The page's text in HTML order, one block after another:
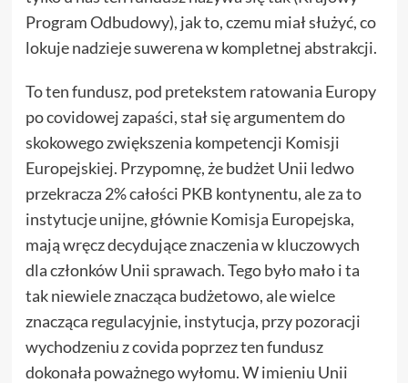
Program Odbudowy), jak to, czemu miał służyć, co
lokuje nadzieje suwerena w kompletnej abstrakcji.
To ten fundusz, pod pretekstem ratowania Europy
po covidowej zapaści, stał się argumentem do
skokowego zwiększenia kompetencji Komisji
Europejskiej. Przypomnę, że budżet Unii ledwo
przekracza 2% całości PKB kontynentu, ale za to
instytucje unijne, głównie Komisja Europejska,
mają wręcz decydujące znaczenia w kluczowych
dla członków Unii sprawach. Tego było mało i ta
tak niewiele znacząca budżetowo, ale wielce
znacząca regulacyjnie, instytucja, przy pozoracji
wychodzeniu z covida poprzez ten fundusz
dokonała poważnego wyłomu. W imieniu Unii